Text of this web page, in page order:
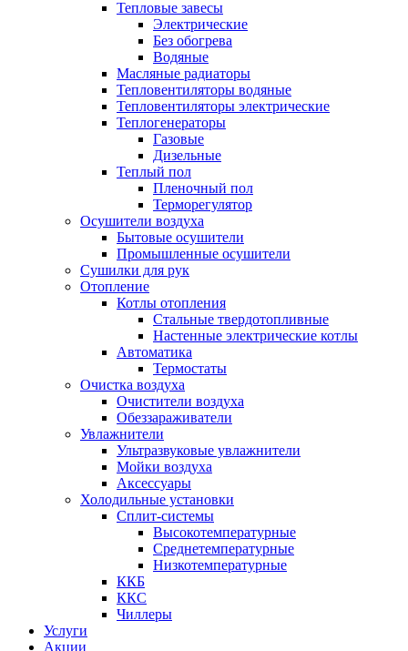
Тепловые завесы
Электрические
Без обогрева
Водяные
Масляные радиаторы
Тепловентиляторы водяные
Тепловентиляторы электрические
Теплогенераторы
Газовые
Дизельные
Теплый пол
Пленочный пол
Терморегулятор
Осушители воздуха
Бытовые осушители
Промышленные осушители
Сушилки для рук
Отопление
Котлы отопления
Стальные твердотопливные
Настенные электрические котлы
Автоматика
Термостаты
Очистка воздуха
Очистители воздуха
Обеззараживатели
Увлажнители
Ультразвуковые увлажнители
Мойки воздуха
Аксессуары
Холодильные установки
Сплит-системы
Высокотемпературные
Среднетемпературные
Низкотемпературные
ККБ
ККС
Чиллеры
Услуги
Акции